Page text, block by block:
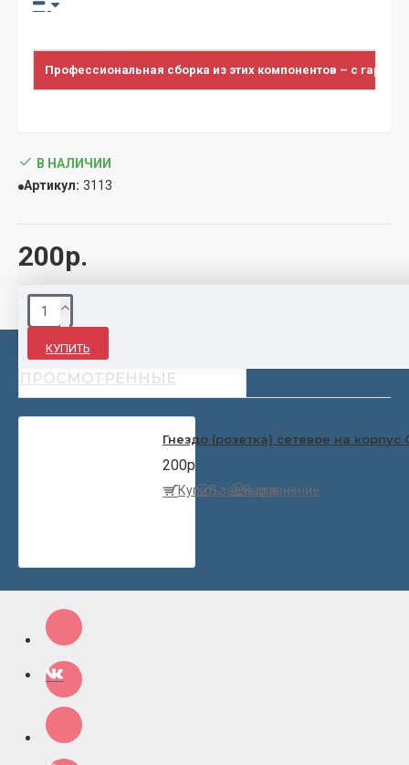
Профессиональная сборка из этих компонентов – с
200р.
В НАЛИЧИИ
Артикул: 3113
КУПИТЬ
НЕДАВНО
ПРОСМОТРЕННЫЕ
Гнездо (розетка) сетевое на корпус
200р.
КупитьВ закладкиВ сравнение